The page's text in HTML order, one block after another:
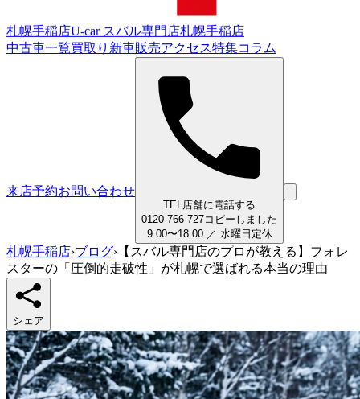
札幌手稲店U-car スバル専門店札幌手稲店
中古車一覧買取り 新車販売アクセス特集コラム
来店予約お問い合わせ
TEL 店舗に電話する
01 20-766-727コピーしました
9:00〜18:00／ 水曜日 定休
札幌手稲店›ブログ› 【スバル専門店のプロが教える】フォレ
スターの「圧倒的走破性」が札幌で選ばれる本当の理由
シェア